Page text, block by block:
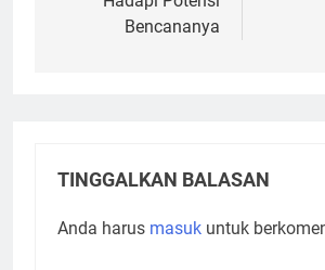
Bencananya
TINGGALKAN BALASAN
Anda harus masuk untuk